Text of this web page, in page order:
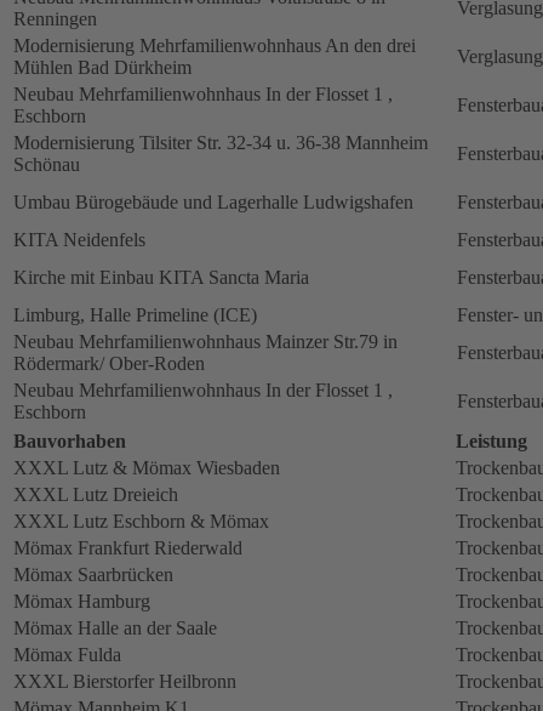
Renningen
Modernisierung Mehrfamilienwohnhaus An den drei
Mühlen Bad Dürkheim
Neubau Mehrfamilienwohnhaus In der Flosset 1 ,
Eschborn
Modernisierung Tilsiter Str. 32-34 u. 36-38 Mannheim
Schönau
Umbau Bürogebäude und Lagerhalle Ludwigshafen
KITA Neidenfels
Kirche mit Einbau KITA Sancta Maria
Limburg, Halle Primeline (ICE)
Fenster-
Neubau Mehrfamilienwohnhaus Mainzer Str.79 in
Rödermark/ Ober-Roden
Neubau Mehrfamilienwohnhaus In der Flosset 1 ,
Eschborn
Bauvorhaben
Leistung
XXXL Lutz & Mömax Wiesbaden
XXXL Lutz Dreieich
XXXL Lutz Eschborn & Mömax
Mömax Frankfurt Riederwald
Mömax Saarbrücken
Mömax Hamburg
Mömax Halle an der Saale
Mömax Fulda
XXXL Bierstorfer Heilbronn